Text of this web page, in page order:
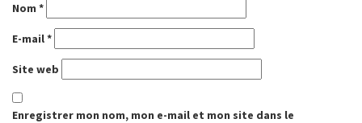
Nom *
E-mail*
Site web
Enregistrer mon nom, mon e-mail et mon site dans le